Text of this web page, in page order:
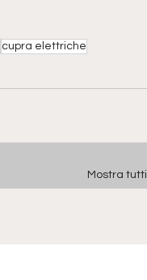
cupra elettriche
Mostra tutti